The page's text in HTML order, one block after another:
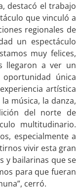
destacó el trabajo
que vinculó a
regionales de
un espectáculo
muy felices,
llegaron a ver un
única
artística
música, la danza,
del norte de
multitudinario.
especialmente a
vivir esta gran
y bailarinas que se
para que fueran
cerró.